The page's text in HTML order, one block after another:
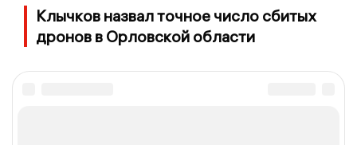
Клычков назвал точное число сбитых
дронов в Орловской области